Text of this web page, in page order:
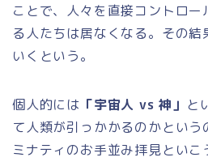
ことで、人々を直接コントロー
る人たちは居なくなる。その
いくという。
個人的には 「宇宙人 vs 神」 と
て人類が引っかかるのかとい
ミナティのお手並み拝見といこ